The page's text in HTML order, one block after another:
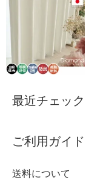
最近チェッ
ご利用ガイド
送料について